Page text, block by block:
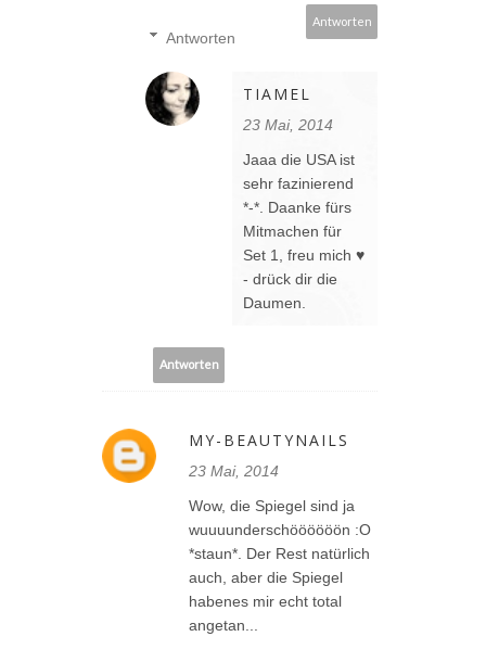
Antworten
Antworten
TIAMEL
23 Mai, 2014
Jaaa die USA ist
sehr fazinierend
*-*. Daanke fürs
Mitmachen für
Set 1, freu mich ♥
- drück dir die
Daumen.
Antworten
MY-BEAUTYNAILS
23 Mai, 2014
Wow, die Spiegel sind ja
wuuuunderschöööööön :O
*staun*. Der Rest natürlich
auch, aber die Spiegel
habenes mir echt total
angetan...